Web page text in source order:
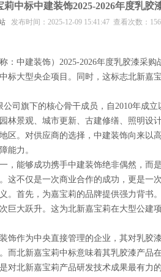
中标中建装饰2025-2026年度乳胶
发布时间：2025-12-09 15:41:47 查看次数：
中建装饰）2025-2026年度乳胶漆采购
标大型央企项目。同时，这标志北新嘉
旗下的核心骨干成员，自2010年成立
林景观、城市更新、古建修缮、照明设
区。对供应商的选择，中建装饰向来以
能力。
能够成功携手中建装饰绝非偶然，而
这不仅是一次商业合作的成功，更是一
首先，为嘉宝莉的品牌提供强力背书
巨大跃升。这为北新嘉宝莉在大型公建
作为中央直接管理的企业，其对乳胶
而北新嘉宝莉中标意味着其乳胶漆产品
北新嘉宝莉产品研发技术成果最有力的